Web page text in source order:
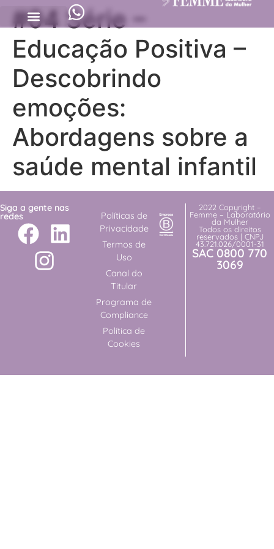
#04 Série –
Educação Positiva –
Descobrindo
emoções:
Abordagens sobre a
saúde mental infantil
Siga a gente nas
redes
Políticas de
Privacidade
Termos de
Uso
Canal do
Titular
Programa de
Compliance
Política de
Cookies
2022 Copyright –
Femme – Laboratório
da Mulher
Todos os direitos
reservados | CNPJ
43.721.026/0001-31
SAC 0800 770
3069